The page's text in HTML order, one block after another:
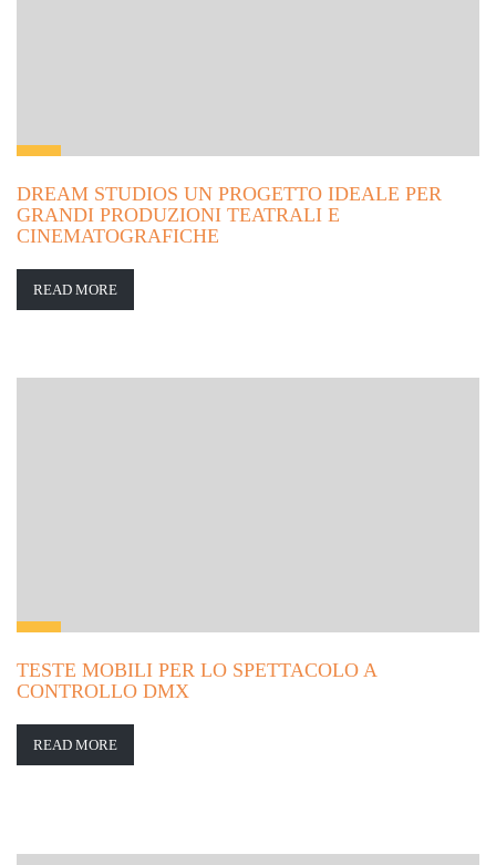
DREAM STUDIOS UN PROGETTO IDEALE PER
GRANDI PRODUZIONI TEATRALI E
CINEMATOGRAFICHE
READ MORE
TESTE MOBILI PER LO SPETTACOLO A
CONTROLLO DMX
READ MORE